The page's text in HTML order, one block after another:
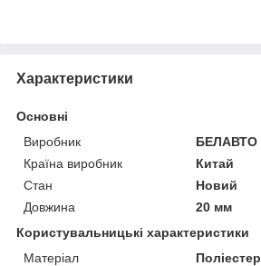
Характеристики
Основні
Виробник
БЕЛАВТО
Країна виробник
Китай
Стан
Новий
Довжина
20 мм
Користувальницькі характеристики
Матеріал
Поліестер